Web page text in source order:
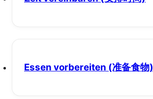
Essen vorbereiten (准备食物)